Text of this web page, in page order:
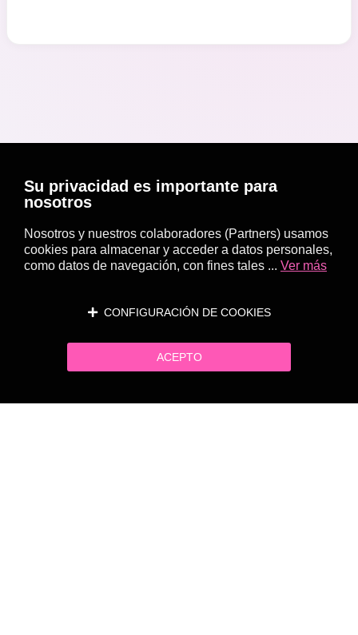
Su privacidad es importante para
nosotros
Nosotros y nuestros colaboradores (Partners) usamos
cookies para almacenar y acceder a datos personales,
como datos de navegación, con fines tales ... Ver más
CONFIGURACIÓN DE COOKIES
ACEPTO